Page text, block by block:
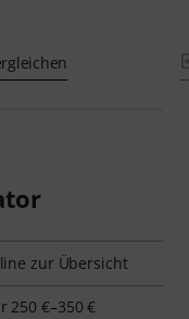
zur Übersicht
250 €–350 €